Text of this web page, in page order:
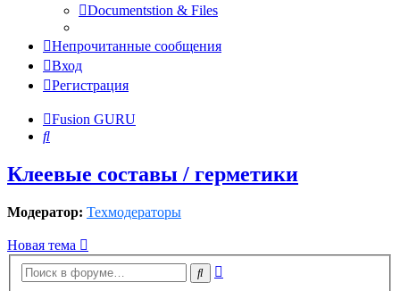
Documentstion & Files
Непрочитанные сообщения
Вход
Регистрация
Fusion GURU
Поиск
Клеевые составы / герметики
Модератор: Техмодераторы
Новая тема
Поиск